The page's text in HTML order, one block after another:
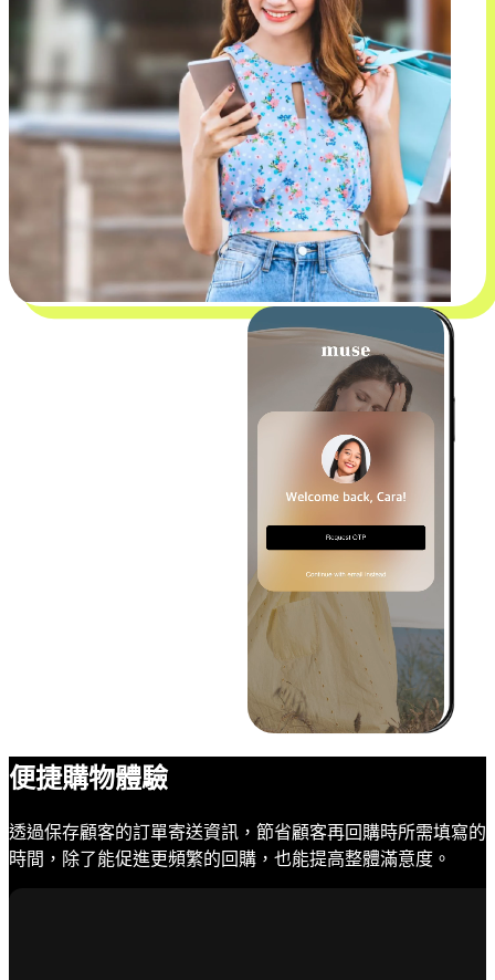
便捷購物體驗
透過保存顧客的訂單寄送資訊，節省顧客再回購時所需填寫的
時間，除了能促進更頻繁的回購，也能提高整體滿意度。